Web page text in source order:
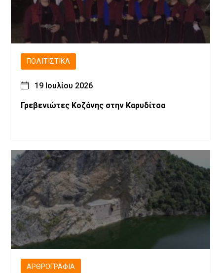
ΠΟΛΙΤΙΣΤΙΚΆ
19 Ιουλίου 2026
Γρεβενιώτες Κοζάνης στην Καρυδίτσα
ΑΡΘΡΟΓΡΑΦΊΑ